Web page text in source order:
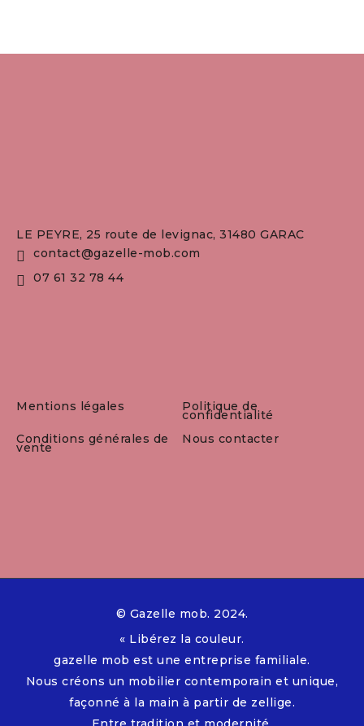
LE PEYRE, 25 route de levignac, 31480 GARAC
contact@gazelle-mob.com
07 61 32 78 44
Mentions légales Politique de
confidentialité
Conditions générales de
vente
Nous contacter
© Gazelle mob. 2024.
« Libérez la couleur.
gazelle mob est une entreprise familiale.
Nous créons un mobilier contemporain et unique,
façonné à la main à partir de zellige.